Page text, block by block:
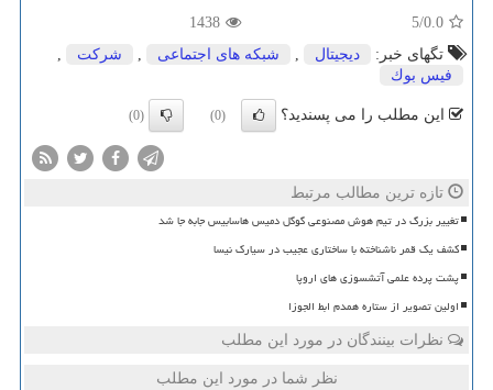
0.0
/5
1438
تگهای خبر:
دیجیتال شبكه های اجتماعی شركت
فیس بوك
این مطلب را می پسندید؟ (0)
(0)
تازه ترین مطالب مرتبط
تغییر بزرگ در تیم هوش مصنوعی گوگل دمیس هاسابیس جابه جا شد
کشف یک قمر ناشناخته با ساختاری عجیب در سیارک نیسا
پشت پرده علمی آتشسوزی های اروپا
اولین تصویر از ستاره همدم ابط الجوزا
نظرات بینندگان در مورد این مطلب
نظر شما در مورد این مطلب